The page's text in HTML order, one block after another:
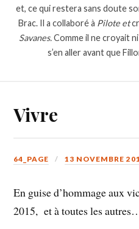
et, ce qui restera sans doute
Brac. Il a collaboré à Pilote et
Savanes.Comme il ne croyait
s’en aller avant que
Vivre
64_PAGE 13 NOVEMBRE
En guise d’hommage aux
2015, et à toutes les